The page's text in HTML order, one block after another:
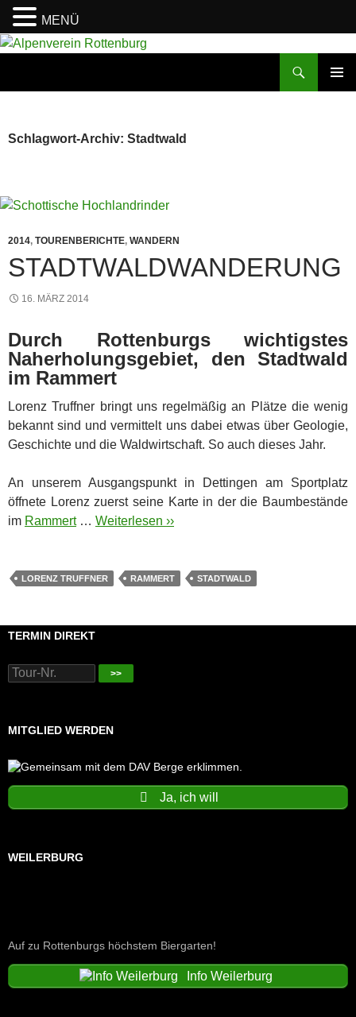
Zum
Schlagwort-Archiv: Stadtwald
2014, TOURENBERICHTE, WANDERN
STADTWALDWANDERUNG
16. MÄRZ 2014
Durch Rottenburgs wichtigstes
Naherholungsgebiet, den Stadtwald
im Rammert
Lorenz Truffner bringt uns regelmäßig an Plätze die wenig
bekannt sind und vermittelt uns dabei etwas über Geologie,
Geschichte und die Waldwirtschaft. So auch dieses Jahr.
An unserem Ausgangspunkt in Dettingen am Sportplatz
öffnete Lorenz zuerst seine Karte in der die Baumbestände
im Rammert… Weiterlesen ››
LORENZ TRUFFNER RAMMERT STADTWALD
TERMIN DIREKT
>>
MITGLIED WERDEN
Ja, ich will
WEILERBURG
Auf zu Rottenburgs höchstem Biergarten!
Info Weilerburg
MENÜ